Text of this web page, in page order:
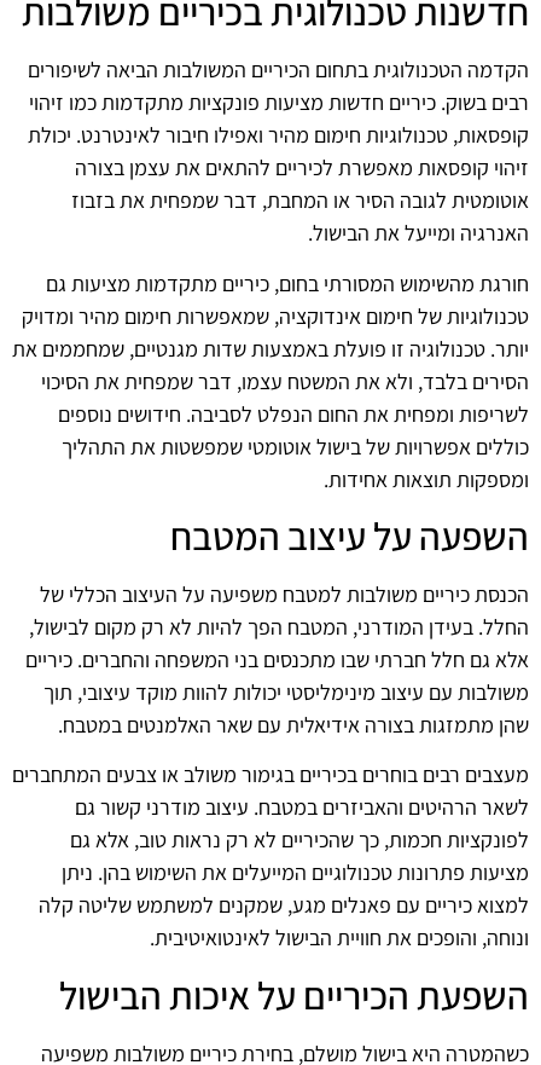
חדשנות טכנולוגית בכיריים משולבות
הקדמה הטכנולוגית בתחום הכיריים המשולבות הביאה לשיפורים
רבים בשוק. כיריים חדשות מציעות פונקציות מתקדמות כמו זיהוי
קופסאות, טכנולוגיות חימום מהיר ואפילו חיבור לאינטרנט. יכולת
זיהוי קופסאות מאפשרת לכיריים להתאים את עצמן בצורה
אוטומטית לגובה הסיר או המחבת, דבר שמפחית את בזבוז
האנרגיה ומייעל את הבישול.
חורגת מהשימוש המסורתי בחום, כיריים מתקדמות מציעות גם
טכנולוגיות של חימום אינדוקציה, שמאפשרות חימום מהיר ומדויק
יותר. טכנולוגיה זו פועלת באמצעות שדות מגנטיים, שמחממים את
הסירים בלבד, ולא את המשטח עצמו, דבר שמפחית את הסיכוי
לשריפות ומפחית את החום הנפלט לסביבה. חידושים נוספים
כוללים אפשרויות של בישול אוטומטי שמפשטות את התהליך
ומספקות תוצאות אחידות.
השפעה על עיצוב המטבח
הכנסת כיריים משולבות למטבח משפיעה על העיצוב הכללי של
החלל. בעידן המודרני, המטבח הפך להיות לא רק מקום לבישול,
אלא גם חלל חברתי שבו מתכנסים בני המשפחה והחברים. כיריים
משולבות עם עיצוב מינימליסטי יכולות להוות מוקד עיצובי, תוך
שהן מתמזגות בצורה אידיאלית עם שאר האלמנטים במטבח.
מעצבים רבים בוחרים בכיריים בגימור משולב או צבעים המתחברים
לשאר הרהיטים והאביזרים במטבח. עיצוב מודרני קשור גם
לפונקציות חכמות, כך שהכיריים לא רק נראות טוב, אלא גם
מציעות פתרונות טכנולוגיים המייעלים את השימוש בהן. ניתן
למצוא כיריים עם פאנלים מגע, שמקנים למשתמש שליטה קלה
ונוחה, והופכים את חוויית הבישול לאינטואיטיבית.
השפעת הכיריים על איכות הבישול
כשהמטרה היא בישול מושלם, בחירת כיריים משולבות משפיעה